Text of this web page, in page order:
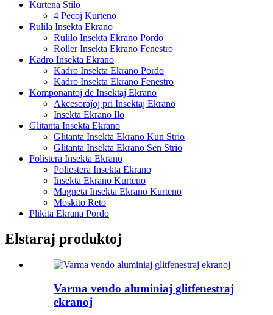
Kurtena Stilo
4 Pecoj Kurteno
Rulila Insekta Ekrano
Rulilo Insekta Ekrano Pordo
Roller Insekta Ekrano Fenestro
Kadro Insekta Ekrano
Kadro Insekta Ekrano Pordo
Kadro Insekta Ekrano Fenestro
Komponantoj de Insektaj Ekrano
Akcesoraĵoj pri Insektaj Ekrano
Insekta Ekrano Ilo
Glitanta Insekta Ekrano
Glitanta Insekta Ekrano Kun Strio
Glitanta Insekta Ekrano Sen Strio
Polistera Insekta Ekrano
Poliestera Insekta Ekrano
Insekta Ekrano Kurteno
Magneta Insekta Ekrano Kurteno
Moskito Reto
Plikita Ekrana Pordo
Elstaraj produktoj
Varma vendo aluminiaj glitfenestraj
ekranoj